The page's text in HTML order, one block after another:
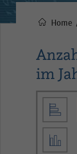
Home
im